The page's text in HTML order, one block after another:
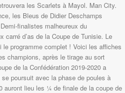
les Scarlets à Mayol. Man City.
les Bleus de Didier Deschamps
finalistes malheureux du
d’as de la Coupe de Tunisie. Le
programme complet ! Voici les affiches
champions, après le tirage au sort
de la Confédération 2019-2020 a
poursuit avec la phase de poules à
auront lieu les ¼ de finale de la coupe de